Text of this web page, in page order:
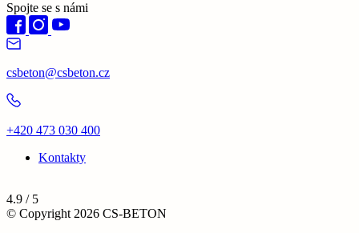
Spojte se s námi
csbeton@csbeton.cz
+420 473 030 400
Kontakty
4.9 / 5
© Copyright 2026 CS-BETON